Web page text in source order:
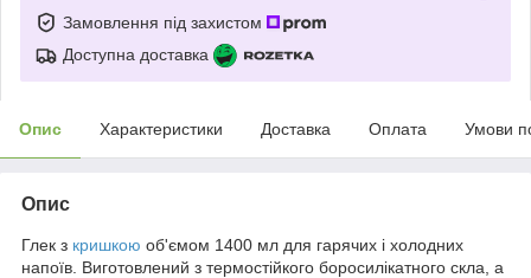
Замовлення під захистом
Доступна доставка
Опис Характеристики Доставка Оплата Умови
Опис
Глек з кришкою об'ємом 1400 мл для гарячих і холодних
напоїв. Виготовлений з термостійкого боросилікатного скла, а